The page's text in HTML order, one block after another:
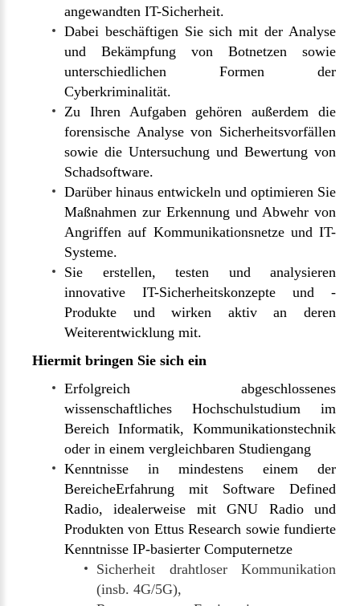
angewandten IT-Sicherheit.
Dabei beschäftigen Sie sich mit der Analyse
und Bekämpfung von Botnetzen sowie
unterschiedlichen Formen der
Cyberkriminalität.
Zu Ihren Aufgaben gehören außerdem die
forensische Analyse von Sicherheitsvorfällen
sowie die Untersuchung und Bewertung von
Schadsoftware.
Darüber hinaus entwickeln und optimieren Sie
Maßnahmen zur Erkennung und Abwehr von
Angriffen auf Kommunikationsnetze und IT-
Systeme.
Sie erstellen, testen und analysieren
innovative IT-Sicherheitskonzepte und -
Produkte und wirken aktiv an deren
Weiterentwicklung mit.
Hiermit bringen Sie sich ein
Erfolgreich abgeschlossenes
wissenschaftliches Hochschulstudium im
Bereich Informatik, Kommunikationstechnik
oder in einem vergleichbaren Studiengang
Kenntnisse in mindestens einem der
BereicheErfahrung mit Software Defined
Radio, idealerweise mit GNU Radio und
Produkten von Ettus Research sowie fundierte
Kenntnisse IP-basierter Computernetze
Sicherheit drahtloser Kommunikation
(insb. 4G/5G),